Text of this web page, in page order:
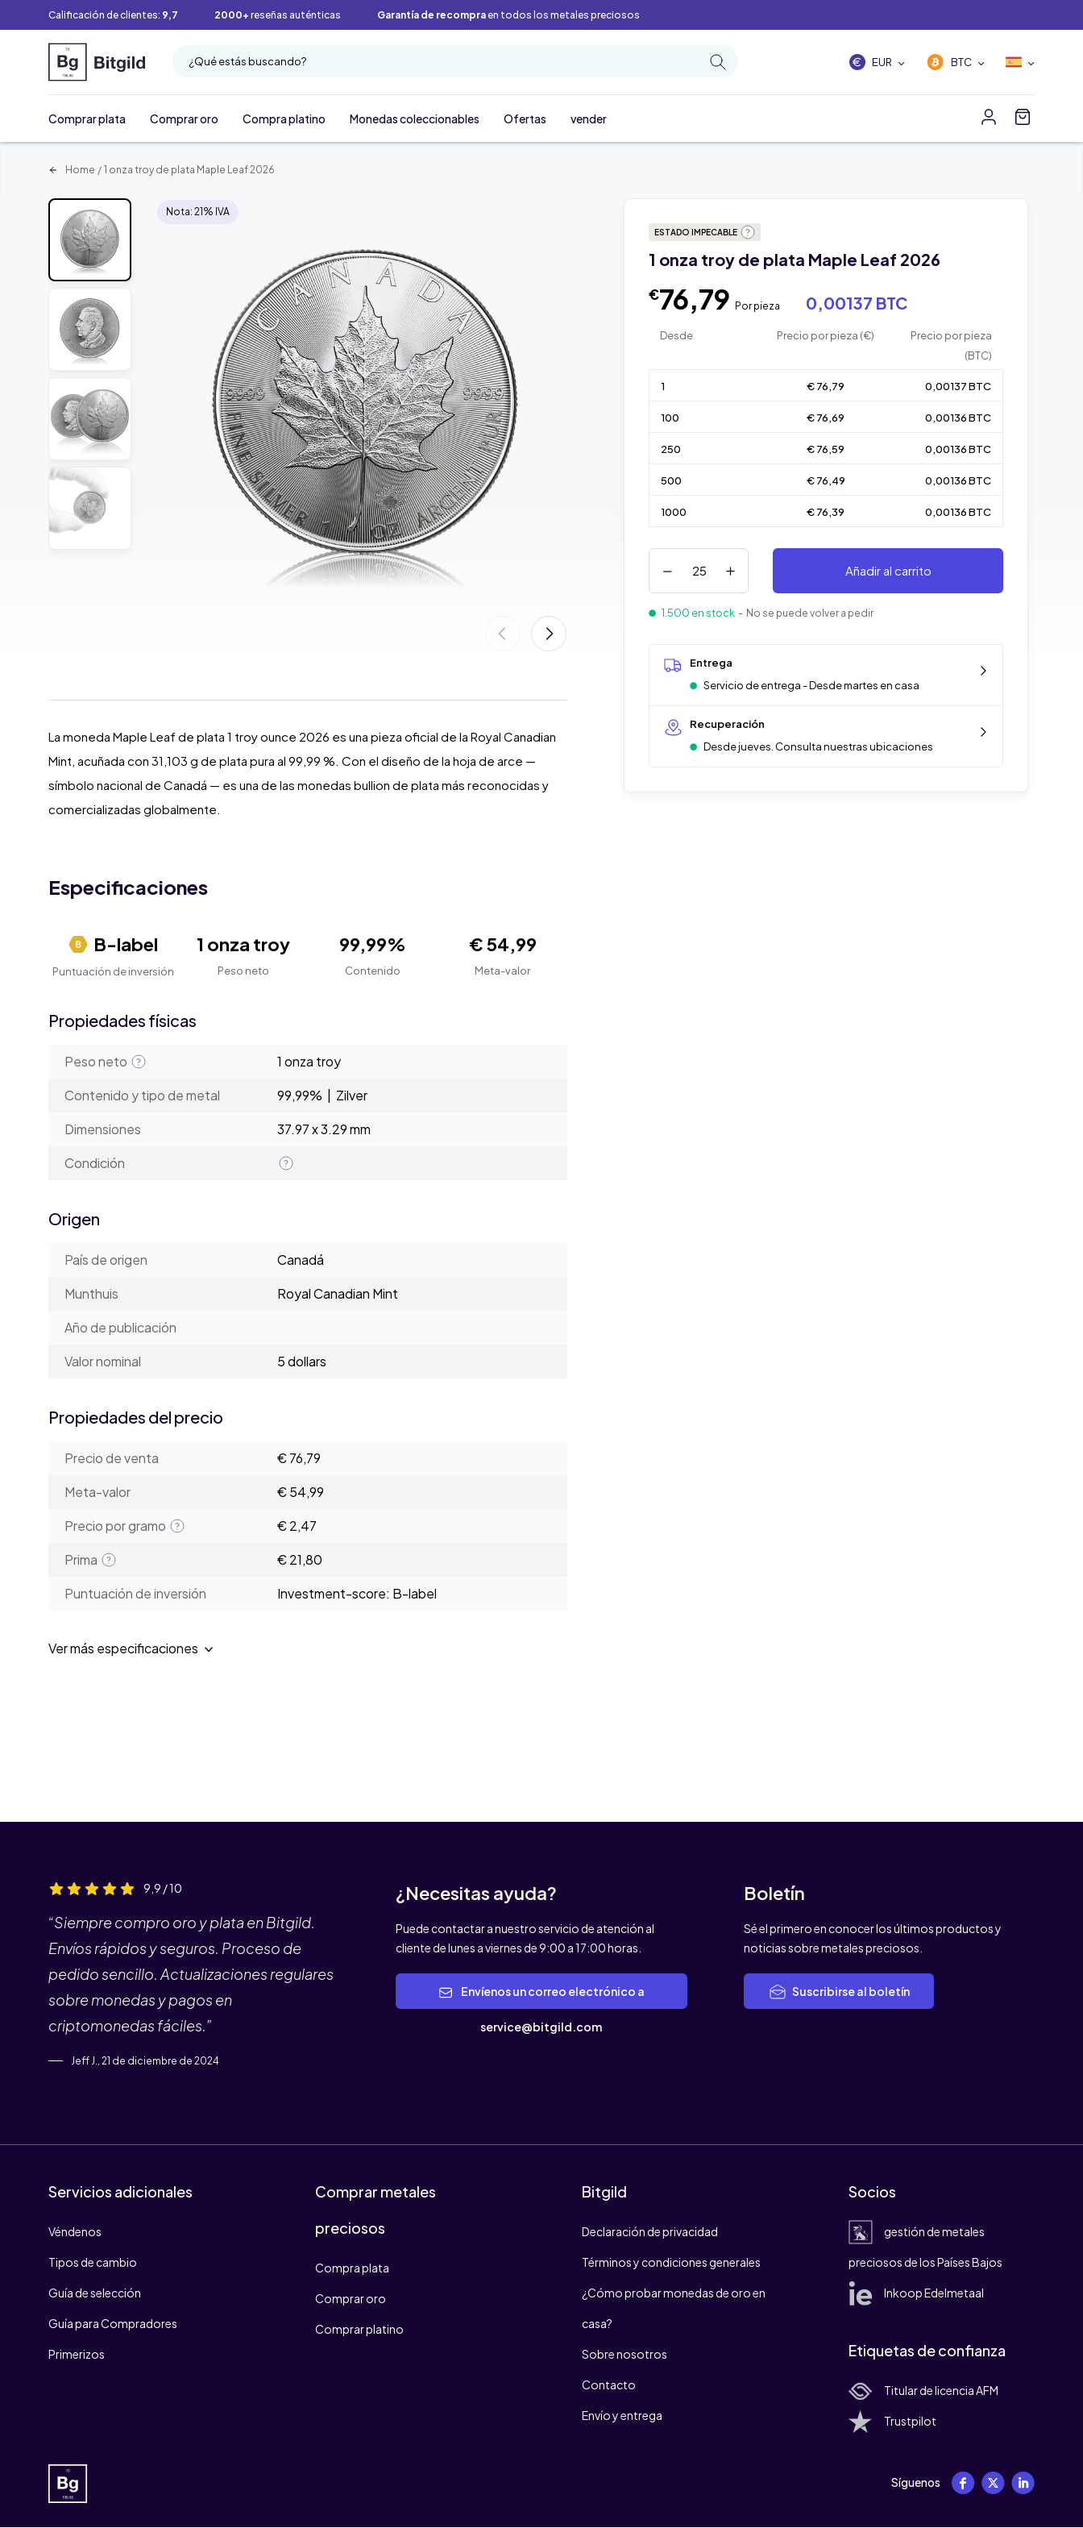
Calificación de clientes: 9,7 2000+ reseñas auténticas Garantía de recompraen todos los metales preciosos
¿Qué estás buscando? EUR BTC
Comprar plata Comprar oro Compra platino Monedas coleccionables Ofertas vender
Home / 1 onza troy de plata Maple Leaf 2026
ESTADO IMPECABLE
1 onza troy de plata Maple Leaf 2026
€76,79 Por pieza 0,00137 BTC
Desde Precio por pieza (€)
Precio por pieza
(BTC)
1 € 76,79 0,00137 BTC
100 € 76,69 0,00136 BTC
250 € 76,59 0,00136 BTC
500 € 76,49 0,00136 BTC
1000 € 76,39 0,00136 BTC
Añadir al carrito
1.500 en stock - No se puede volver a pedir
Entrega
Servicio de entrega - Desde martes en casa
Recuperación
Desde jueves. Consulta nuestras ubicaciones
Nota: 21% IVA
La moneda Maple Leaf de plata 1 troy ounce 2026 es una pieza oficial de la Royal Canadian
Mint, acuñada con 31,103 g de plata pura al 99,99 %. Con el diseño de la hoja de arce —
símbolo nacional de Canadá — es una de las monedas bullion de plata más reconocidas y
comercializadas globalmente.
Especificaciones
B-label
Puntuación de inversión
1 onza troy
Peso neto
99,99%
Contenido
€ 54,99
Meta-valor
Propiedades físicas
Peso neto
1 onza troy
Contenido y tipo de metal
99,99% | Zilver
Dimensiones
37.97 x 3.29 mm
Condición
Origen
País de origen
Canadá
Munthuis
Royal Canadian Mint
Año de publicación
Valor nominal
5 dollars
Propiedades del precio
Precio de venta
€ 76,79
Meta-valor
€ 54,99
Precio por gramo
€ 2,47
Prima
€ 21,80
Puntuación de inversión
Investment-score: B-label
Ver más especificaciones
9,9 / 10
“Siempre compro oro y plata en Bitgild.
Envíos rápidos y seguros. Proceso de
pedido sencillo. Actualizaciones regulares
sobre monedas y pagos en
criptomonedas fáciles.”
Jeff J., 21 de diciembre de 2024
¿Necesitas ayuda?
Puede contactar a nuestro servicio de atención al
cliente de lunes a viernes de 9:00 a 17:00 horas.
service@bitgild.com
Boletín
Sé el primero en conocer los últimos productos y
noticias sobre metales preciosos.
Suscribirse al boletín
Servicios adicionales
Véndenos
Tipos de cambio
Guía de selección
Guía para Compradores
Primerizos
Comprar metales
preciosos
Compra plata
Comprar oro
Comprar platino
Bitgild
Declaración de privacidad
Términos y condiciones generales
¿Cómo probar monedas de oro en
casa?
Sobre nosotros
Contacto
Envío y entrega
Socios
gestión de metales
preciosos de los Países Bajos
Inkoop Edelmetaal
Etiquetas de confianza
Titular de licencia AFM
Trustpilot
Síguenos